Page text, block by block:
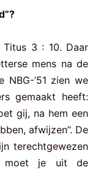
3 : 10. Daar
mens na de
NBG-’51 zien we
gemaakt heeft:
gij, na hem een
afwijzen”. De
terechtgewezen
moet je uit de